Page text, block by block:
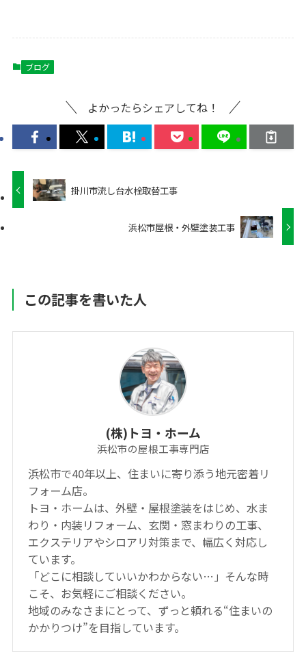
ブログ
よかったらシェアしてね！
掛川市流し台水栓取替工事
浜松市屋根・外壁塗装工事
この記事を書いた人
(株)トヨ・ホーム
浜松市の屋根工事専門店
浜松市で40年以上、住まいに寄り添う地元密着リ
フォーム店。
トヨ・ホームは、外壁・屋根塗装をはじめ、水ま
わり・内装リフォーム、玄関・窓まわりの工事、
エクステリアやシロアリ対策まで、幅広く対応し
ています。
「どこに相談していいかわからない…」そんな時
こそ、お気軽にご相談ください。
地域のみなさまにとって、ずっと頼れる“住まいの
かかりつけ”を目指しています。